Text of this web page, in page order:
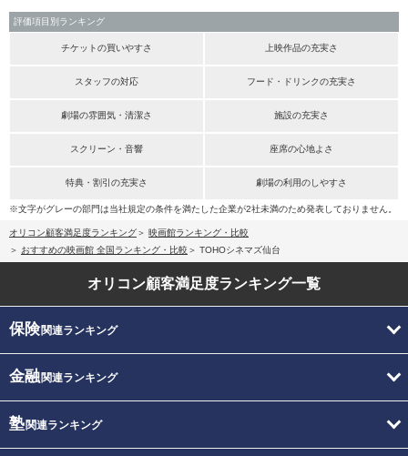
評価項目別ランキング
チケットの買いやすさ 上映作品の充実さ
スタッフの対応 フード・ドリンクの充実さ
劇場の雰囲気・清潔さ 施設の充実さ
スクリーン・音響 座席の心地よさ
特典・割引の充実さ 劇場の利用のしやすさ
※文字がグレーの部門は当社規定の条件を満たした企業が2社未満のため発表しておりません。
オリコン顧客満足度ランキング
映画館ランキング・比較
おすすめの映画館 全国ランキング・比較
TOHOシネマズ仙台
オリコン顧客満足度ランキング一覧
保険関連ランキング
金融関連ランキング
塾関連ランキング